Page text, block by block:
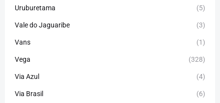
Uruburetama (5)
Vale do Jaguaribe (3)
Vans (1)
Vega (328)
Via Azul (4)
Via Brasil (6)